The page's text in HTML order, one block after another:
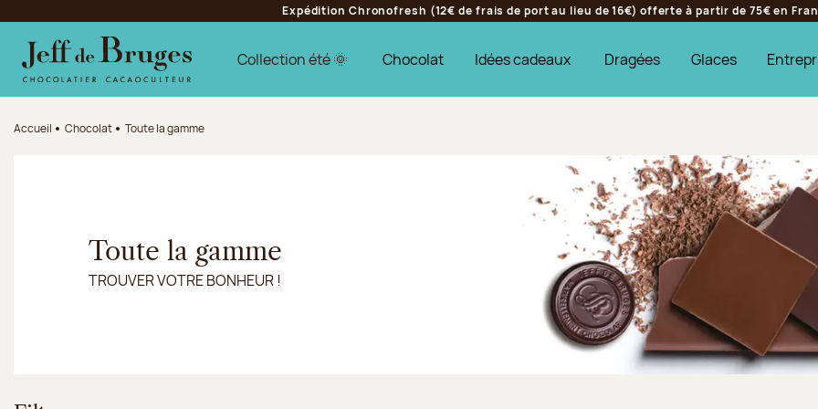
Aller au contenu principal
Aller au pied de page
Expédition Chronofresh (12€ de frais de port au lieu de 16€) offerte à partir de 75€ en
Collection été 🌞 Chocolat Idées cadeaux Dragées Glaces
Accueil Chocolat Toute la gamme
Toute la gamme
TROUVER VOTRE BONHEUR !